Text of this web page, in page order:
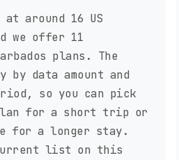
around 16 US
we offer 11
plans. The
by data amount and
so you can pick
for a short trip or
for a longer stay.
list on this